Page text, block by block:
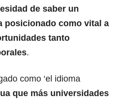
de saber un
posicionado como vital a
tanto
.
como ‘el idioma
que más universidades